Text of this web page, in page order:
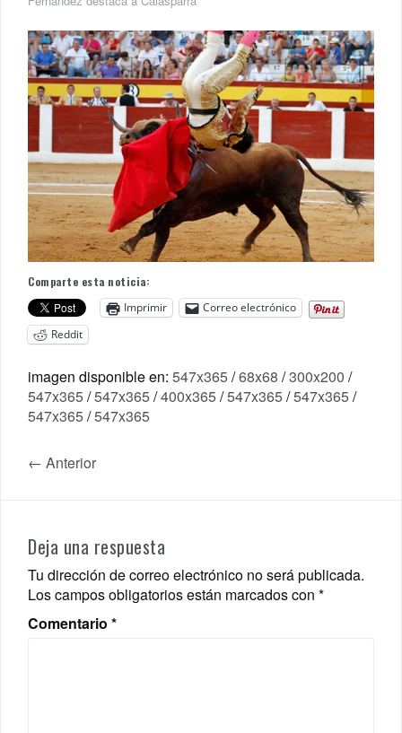
Comparte esta noticia:
Imprimir
Correo electrónico
Reddit
imagen disponible en: 547x365/68x68 /300x200 /
547x365/547x365/400x365/547x365/547x365/
547x365/547x365
← Anterior
Deja una respuesta
Tu dirección de correo electrónico no será publicada.
Los campos obligatorios están marcados con *
Comentario *